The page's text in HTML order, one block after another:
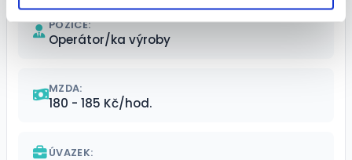
POZICE:
Operátor/ka výroby
MZDA:
180 - 185 Kč/hod.
ÚVAZEK: